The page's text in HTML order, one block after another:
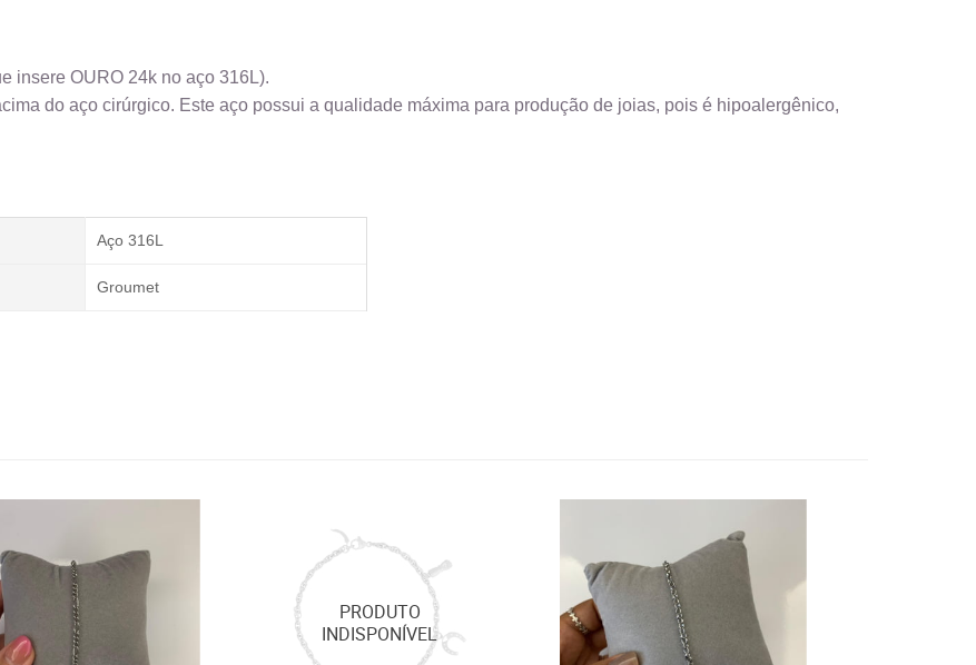
insere OURO 24k no aço 316L).
do aço cirúrgico. Este aço possui a qualidade máxima para produção de joias, pois é hipoalergênico,
Aço 316L
Groumet